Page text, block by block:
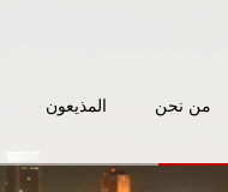
من نحن المذيعون